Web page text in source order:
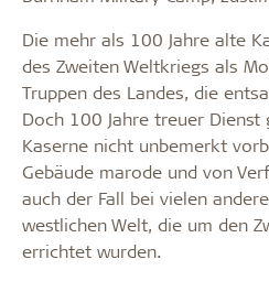
Die mehr als 100 Jahre alte
des Zweiten Weltkriegs als
Truppen des Landes, die
Doch 100 Jahre treuer Dienst
Kaserne nicht unbemerkt
Gebäude marode und von
auch der Fall bei vielen
westlichen Welt, die um den
errichtet wurden.